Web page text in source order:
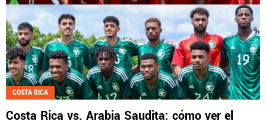
COSTA RICA
Costa Rica vs. Arabia Saudita: cómo ver el